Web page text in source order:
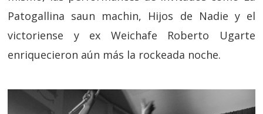
Patogallina saun machin, Hijos de Nadie y el
victoriense y ex Weichafe Roberto Ugarte
enriquecieron aún más la rockeada noche.